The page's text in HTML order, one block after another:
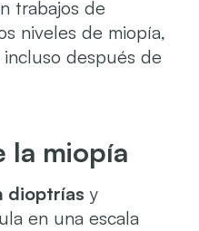
trabajos de
niveles de miopía,
después de
la miopía
dioptrías y
en una escala